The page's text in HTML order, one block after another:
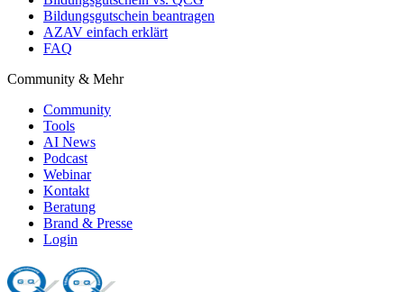
Bildungsgutschein beantragen
AZAV einfach erklärt
FAQ
Community & Mehr
Community
Tools
AI News
Podcast
Webinar
Kontakt
Beratung
Brand & Presse
Login